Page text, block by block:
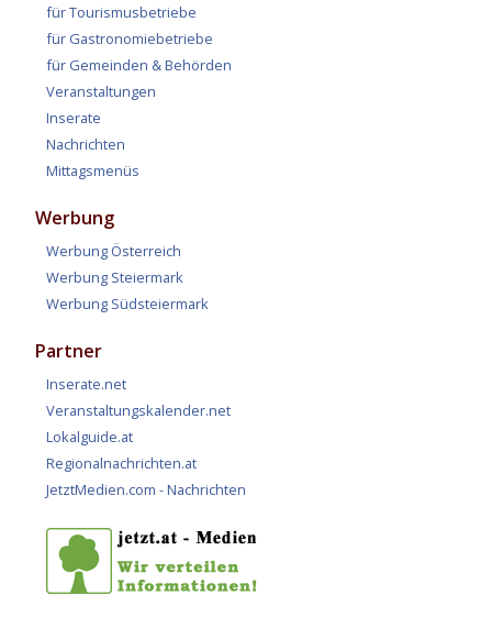
für Tourismusbetriebe
für Gastronomiebetriebe
für Gemeinden & Behörden
Veranstaltungen
Inserate
Nachrichten
Mittagsmenüs
Werbung
Werbung Österreich
Werbung Steiermark
Werbung Südsteiermark
Partner
Inserate.net
Veranstaltungskalender.net
Lokalguide.at
Regionalnachrichten.at
JetztMedien.com - Nachrichten